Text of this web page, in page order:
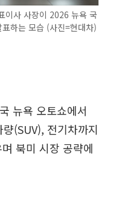
사 사장이 2026 뉴욕 국
하는 모습 (사진=현대차)
뉴욕 오토쇼에서
(SUV), 전기차까지
북미 시장 공략에